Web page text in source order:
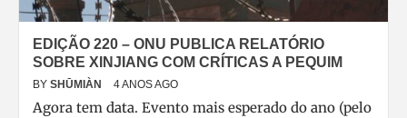
EDIÇÃO 220 – ONU PUBLICA RELATÓRIO
SOBRE XINJIANG COM CRÍTICAS A PEQUIM
BY SHŪMIÀN 4 ANOS AGO
Agora tem data. Evento mais esperado do ano (pelo